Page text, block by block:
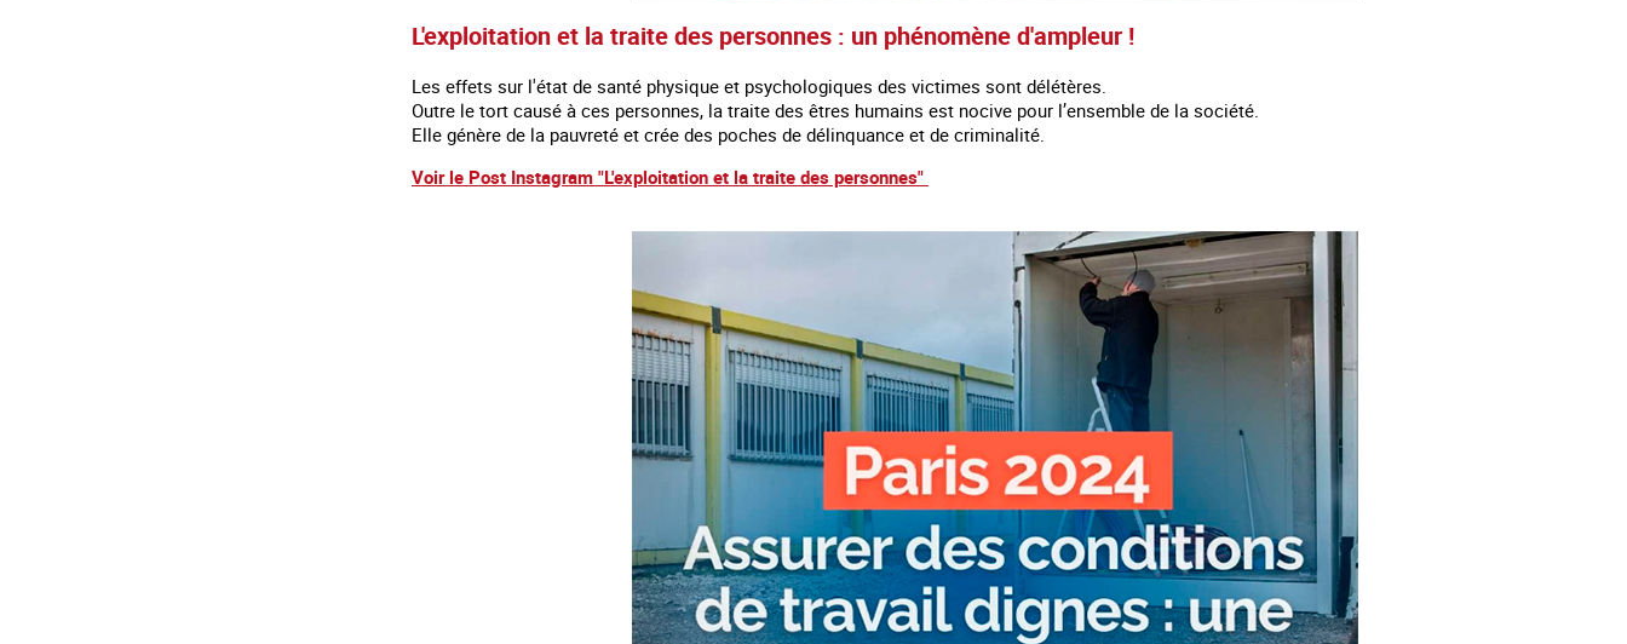
L'exploitation et la traite des personnes : un phénomène d'ampleur !
Les effets sur l'état de santé physique et psychologiques des victimes sont délétères.
Outre le tort causé à ces personnes, la traite des êtres humains est nocive pour l’ensemble de la société.
Elle génère de la pauvreté et crée des poches de délinquance et de criminalité.
Voir le Post Instagram "L'exploitation et la traite des personnes"